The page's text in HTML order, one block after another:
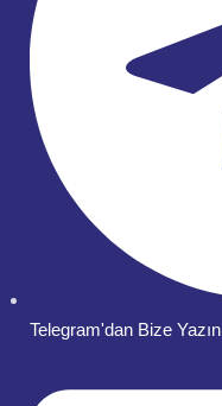
Telegram'dan Bize Yazın